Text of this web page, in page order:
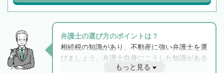
弁護士の選び方のポイントは？
相続税の知識があり、不動産に強い弁護士を選
びましょう。弁護士自身にこうした知識がある
と他士業との連携もスムーズに進み、トラブル
もっと見る